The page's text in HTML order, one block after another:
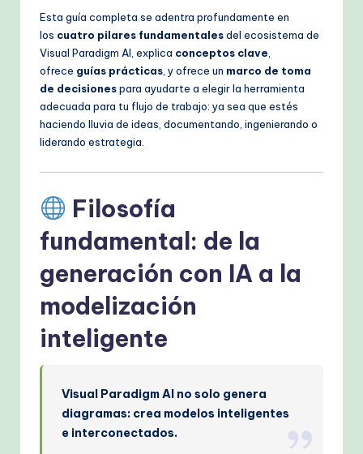
o
d
rn
T
M
d
Esta guía completa se adentra profundamente en
los cuatro pilares fundamentalesdel ecosistema de
Visual Paradigm AI, explica conceptos clave
ofrece guías prácticas , y ofrece un marco de toma
de decisionespara ayudarte a elegir la herramienta
adecuada para tu flujo de trabajo: ya sea que estés
haciendo lluvia de ideas, documentando, ingenierando o
liderando estrategia.
Filosofía
fundamental: de la
generación con IA a la
modelización
inteligente
Visual Paradigm AI no solo genera
diagramas: crea modelos inteligentes
e interconectados.